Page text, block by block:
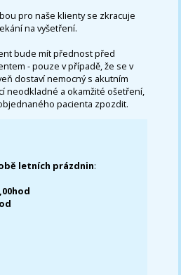
pro naše klienty se zkracuje
na vyšetření.
bude mít přednost před
- pouze v případě, že se v
dostaví nemocný s akutním
neodkladné a okamžité ošetření,
pacienta zpozdit.
letních prázdnin: